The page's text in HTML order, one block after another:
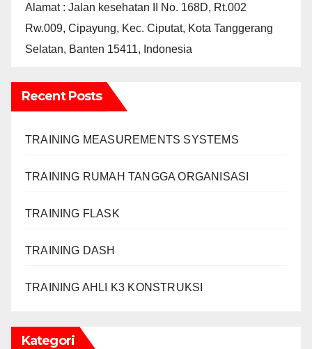
Alamat : Jalan kesehatan II No. 168D, Rt.002
Rw.009, Cipayung, Kec. Ciputat, Kota Tanggerang
Selatan, Banten 15411, Indonesia
Recent Posts
TRAINING MEASUREMENTS SYSTEMS
TRAINING RUMAH TANGGA ORGANISASI
TRAINING FLASK
TRAINING DASH
TRAINING AHLI K3 KONSTRUKSI
Kategori